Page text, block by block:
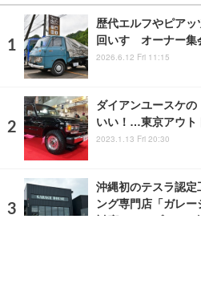
歴代エルフやピア
回いすゞオーナー集
2026.6.12 Fri 11:15
ダイアンユースケ
いい！…東京アウト
2023.1.13 Fri 20:30
沖縄初のテスラ認
ング専門店「ガレ